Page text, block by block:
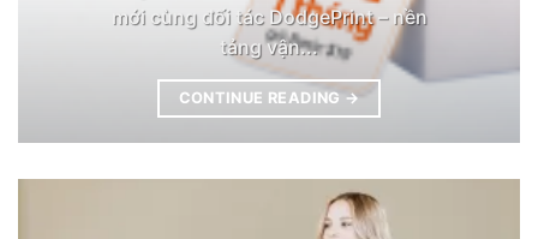
mới cùng đối tác DodgePrint – nền
tảng vận...
CONTINUE READING →